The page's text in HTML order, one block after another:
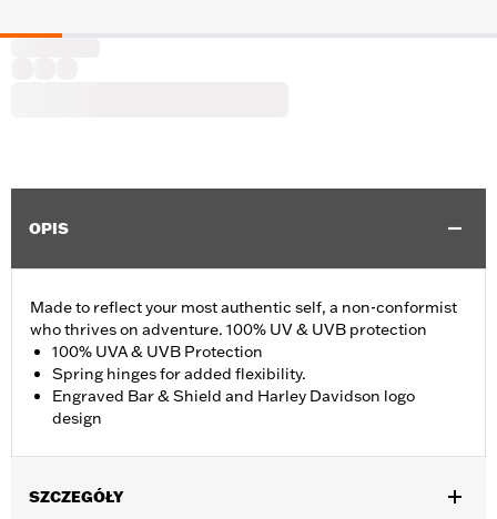
OPIS
Made to reflect your most authentic self, a non-conformist
who thrives on adventure. 100% UV & UVB protection
100% UVA & UVB Protection
Spring hinges for added flexibility.
Engraved Bar & Shield and Harley Davidson logo
design
SZCZEGÓŁY